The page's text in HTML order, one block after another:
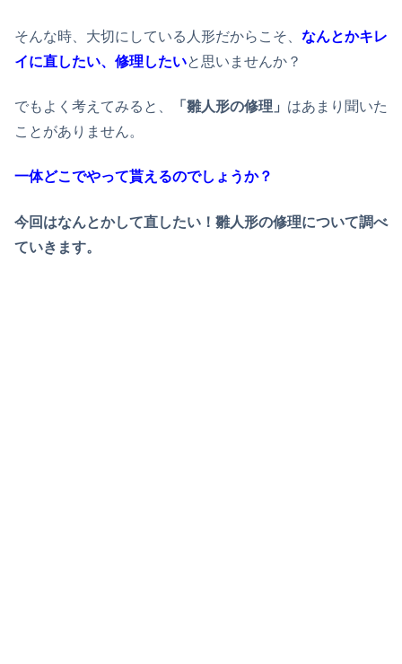
そんな時、大切にしている人形だからこそ、 なんとかキレ
イに直したい、修理したいと思いませんか？
でもよく考えてみると、 「雛人形の修理」 はあまり聞いた
ことがありません。
一体どこでやって貰えるのでしょうか？
今回はなんとかして直したい！雛人形の修理について調べ
ていきます。